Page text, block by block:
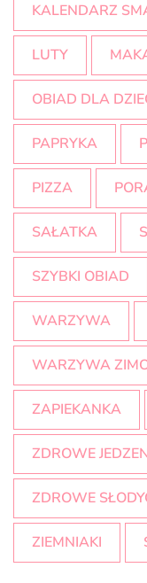
KALENDARZ
LUTY
OBIAD DLA
PAPRYKA
PIZZA
SAŁATKA
SZYBKI OBIAD
WARZYWA
WARZYWA
ZAPIEKANKA
ZDROWE
ZDROWE
ZIEMNIAKI